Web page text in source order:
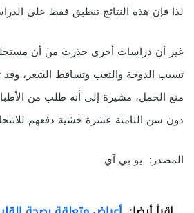
لذا فإن هذه النتائج تنطبق فقط على
غير أن دراسات أخرى حذرت من أن
تسبب الدوخة والتعب وتساقط الشعر، وقد
منع الحمل، مشيرة إلى أنه طلب من
دون سن الثامنة عشرة خشية دفعهم
المصدر: يو بي آي